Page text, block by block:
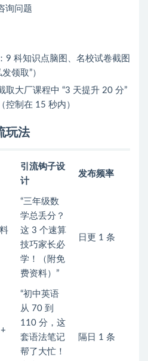
询问题
9 科知识点脑图、名校试卷截图
领取”）
取大厂课程中 “3 天提升 20 分”
控制在 15 秒内）
玩法
引流钩子设
计
发布频率
“三年级数
学总丢分？
这 3 个速算
技巧家长必
学！（附免
费资料）”
日更 1 条
“初中英语
从 70 到
110 分，这
套语法笔记
帮了大忙！
隔日 1 条